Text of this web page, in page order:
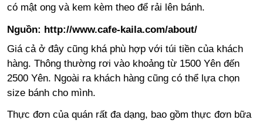
có mật ong và kem kèm theo để rải lên bánh.
Nguồn: http://www.cafe-kaila.com/about/
Giá cả ở đây cũng khá phù hợp với túi tiền của khách
hàng. Thông thường rơi vào khoảng từ 1500 Yên đến
2500 Yên. Ngoài ra khách hàng cũng có thể lựa chọn
size bánh cho mình.
Thực đơn của quán rất đa dạng, bao gồm thực đơn bữa